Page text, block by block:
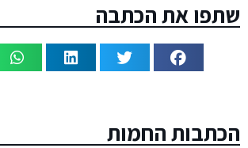
שתפו את הכתבה
הכתבות החמות